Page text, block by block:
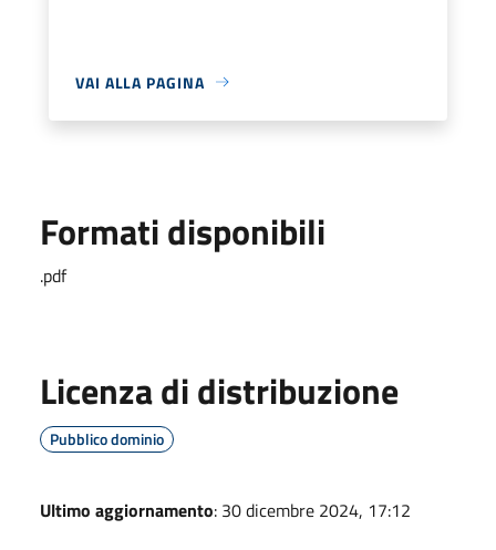
VAI ALLA PAGINA
Formati disponibili
.pdf
Licenza di distribuzione
Pubblico dominio
Ultimo aggiornamento: 30 dicembre 2024, 17:12